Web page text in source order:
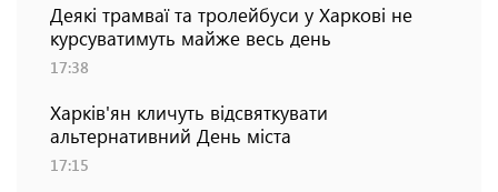
Деякі трамваї та тролейбуси у Харкові не
курсуватимуть майже весь день
17:38
Харків'ян кличуть відсвяткувати
альтернативний День міста
17:15